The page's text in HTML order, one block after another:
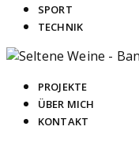
SPORT
TECHNIK
PROJEKTE
ÜBER MICH
KONTAKT